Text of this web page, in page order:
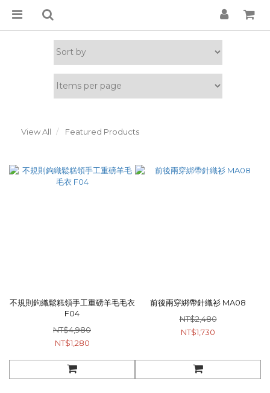
View All Featured Products
不規則鉤織鬆糕領手工重磅羊毛毛衣
F04
NT$4,980
NT$1,280
前後兩穿綁帶針織衫 MA08
NT$2,480
NT$1,730